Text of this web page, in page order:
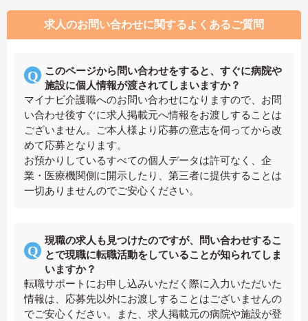
求人のお問い合わせに関するよくあるご質問
このページから問い合わせをすると、すぐに病院や
施設に個人情報が渡されてしまいますか？
マイナビ介護職へのお問い合わせになりますので、お問
い合わせ後すぐに求人掲載元へ情報をお渡しすることは
ございません。ご本人様より応募の意志を伺ってから改
めて応募となります。
お預かりしているすべての個人データは許可なく、企
業・医療機関側に開示したり、第三者に提供することは
一切ありませんのでご安心ください。
現職の求人も見つけたのですが、問い合わせするこ
とで現職に転職活動をしていることが知られてしま
いますか？
転職サポートにお申し込みいただく際に入力いただいた
情報は、応募先以外にお渡しすることはございませんの
でご安心ください。また、求人掲載元の病院や施設が登